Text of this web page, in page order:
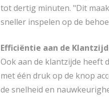
tot dertig minuten. "Dit
sneller inspelen op de
Efficiëntie aan de
Ook aan de klantzijde heeft
met één druk op de knop
de snelheid en